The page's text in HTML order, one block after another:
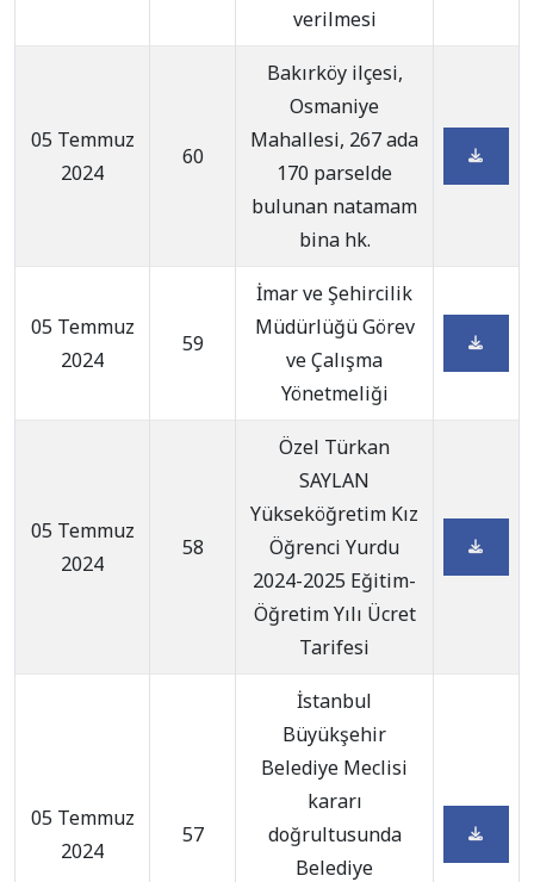
verilmesi
05 Temmuz
2024
60
Bakırköy ilçesi,
Osmaniye
Mahallesi, 267 ada
170 parselde
bulunan natamam
bina hk.
05 Temmuz
2024
59
İmar ve Şehircilik
Müdürlüğü Görev
ve Çalışma
Yönetmeliği
05 Temmuz
2024
58
Özel Türkan
SAYLAN
Yükseköğretim Kız
Öğrenci Yurdu
2024-2025 Eğitim-
Öğretim Yılı Ücret
Tarifesi
05 Temmuz
2024
57
İstanbul
Büyükşehir
Belediye Meclisi
kararı
doğrultusunda
Belediye